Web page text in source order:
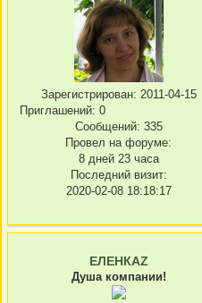
Зарегистрирован: 2011-04-15
Приглашений: 0
Сообщений: 335
Провел на форуме:
8 дней 23 часа
Последний визит:
2020-02-08 18:18:17
ЕЛЕНКАZ
Душа компании!